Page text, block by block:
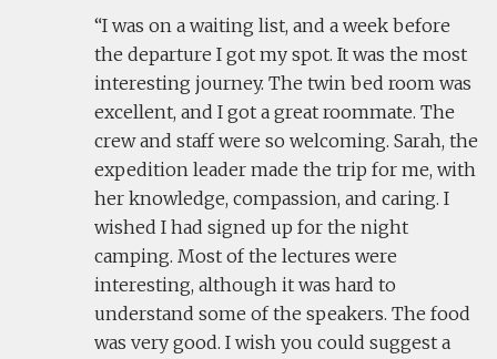
I was on a waiting list, and a week before
the departure I got my spot. It was the most
interesting journey. The twin bed room was
excellent, and I got a great roommate. The
crew and staff were so welcoming. Sarah, the
expedition leader made the trip for me, with
her knowledge, compassion, and caring. I
wished I had signed up for the night
camping. Most of the lectures were
interesting, although it was hard to
understand some of the speakers. The food
was very good. I wish you could suggest a